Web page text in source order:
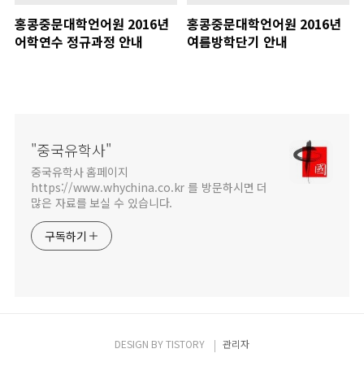
홍콩중문대학언어원 2016년
어학연수 정규과정 안내
홍콩중문대학언어원 2016년
여름방학단기 안내
"중국유학사"
중국유학사 홈페이지
https://www.whychina.co.kr 를 방문하시면 더
많은 자료를 보실 수 있습니다.
구독하기
DESIGN BYTISTORY 관리자